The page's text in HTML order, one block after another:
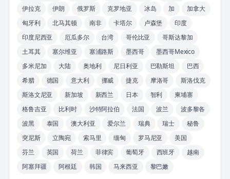
伊拉克
伊朗 俄罗斯 克罗地亚 冰岛 加
加拿大
匈牙利
北马其顿 南非 卡塔尔 卢森堡
印度
印度尼西亚
厄瓜多尔 台湾 哥伦比亚
哥斯达黎加
土耳其
塞尔维亚 塞浦路斯 墨西哥
墨西哥Mexico
多米尼加
大陆 奥地利 尼日利亚 巴勒斯坦
巴西
希腊
德国 意大利 挪威 捷克 摩洛哥
斯洛伐克
斯洛文尼亚
新加坡 新西兰 日本 智利
柬埔寨
格鲁吉亚
比利时 沙特阿拉伯 法国 波兰
波多黎各
波黑
泰国 澳大利亚 爱尔兰 瑞典 瑞士
秘鲁
突尼斯
立陶宛 索马里 缅甸 罗马尼亚
美国
芬兰
英国 荷兰 菲律宾 葡萄牙 西班牙
越南
阿塞拜疆
阿根廷 韩国 马来西亚 黎巴嫩